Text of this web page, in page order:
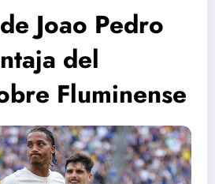
Joao Pedro
del
Fluminense